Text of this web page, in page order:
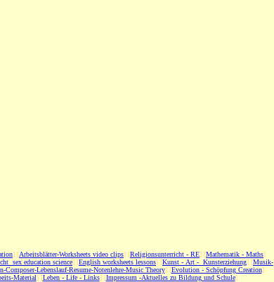
] [Arbeitsblätter-Worksheets video clips] [Religionsunterricht - RE] [Mathematik - Maths]
sex education science] [English worksheets lessons] [Kunst - Art - Kunsterziehung] [Musik-
Composer-Lebenslauf-Resume-Notenlehre-Music Theory] [Evolution - Schöpfung Creation]
Material] [Leben - Life - Links] [Impressum -Aktuelles zu Bildung und Schule]